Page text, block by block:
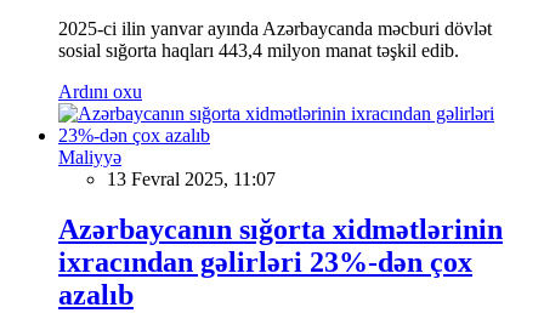
2025-ci ilin yanvar ayında Azərbaycanda məcburi dövlət
sosial sığorta haqları 443,4 milyon manat təşkil edib.
Ardını oxu
Maliyyə
13 Fevral 2025, 11:07
Azərbaycanın sığorta xidmətlərinin
ixracından gəlirləri 23%-dən çox
azalıb